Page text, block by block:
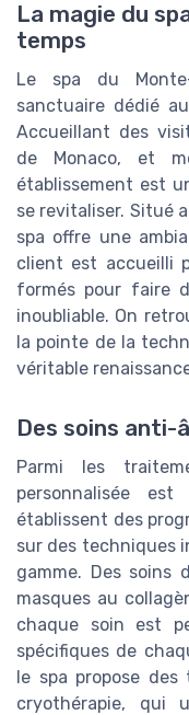
La magie du
temps
Le spa du
sanctuaire dédié
Accueillant des
de Monaco, et
établissement est
se revitaliser. Situé
spa offre une
client est accueilli
formés pour faire
inoubliable. On
la pointe de la
véritable
Des soins anti-
Parmi les
personnalisée
établissent des
sur des techniques
gamme. Des soins
masques au
chaque soin est
spécifiques de
le spa propose
cryothérapie, qui